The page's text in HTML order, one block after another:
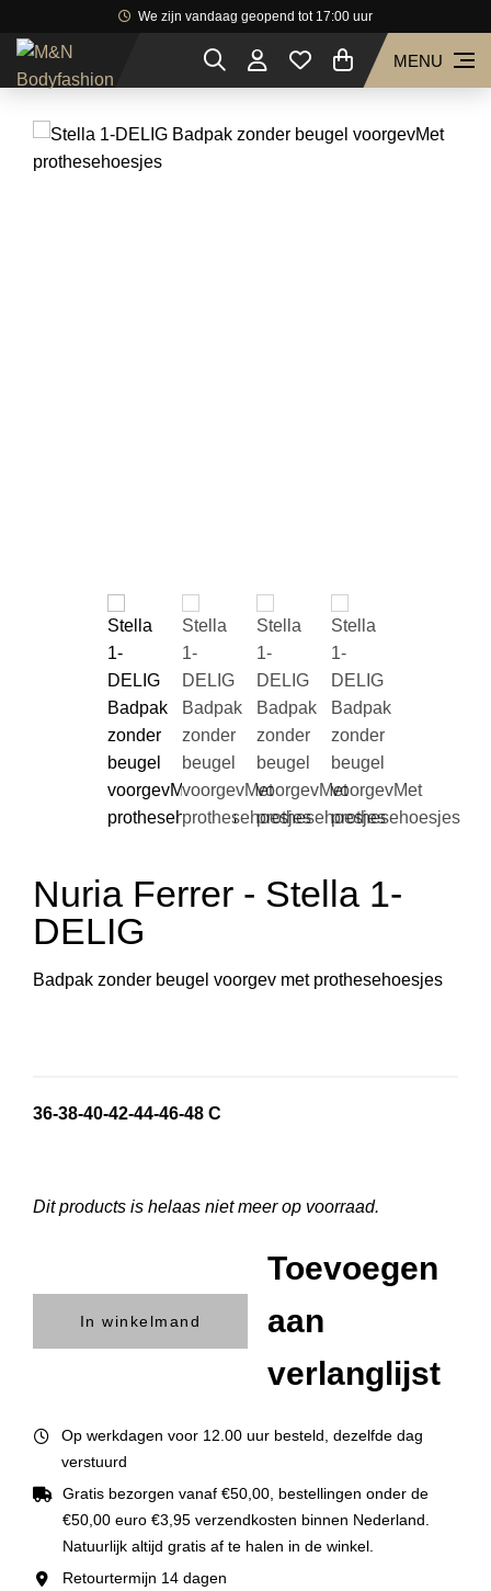
We zijn vandaag geopend tot 17:00 uur
MENU
Nuria Ferrer - Stella 1-
DELIG
Badpak zonder beugel voorgev met prothesehoesjes
36-38-40-42-44-46-48 C
Dit products is helaas niet meer op voorraad.
In winkelmand
Toevoegen
aan
verlanglijst
Op werkdagen voor 12.00 uur besteld, dezelfde dag
verstuurd
Gratis bezorgen vanaf €50,00, bestellingen onder de
€50,00 euro €3,95 verzendkosten binnen Nederland.
Natuurlijk altijd gratis af te halen in de winkel.
Retourtermijn 14 dagen